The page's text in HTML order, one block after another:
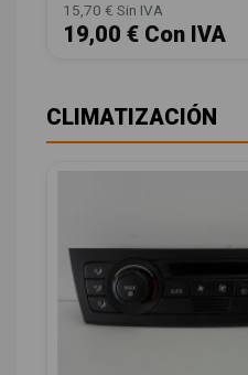
15,70 € Sin IVA
19,00 € Con IVA
CLIMATIZACIÓN